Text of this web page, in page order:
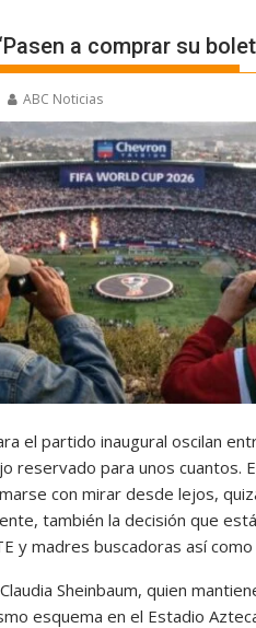
a comprar su
ABC Noticias
el partido inaugural oscilan
reservado para unos cuantos.
con mirar desde lejos,
también la decisión que
y madres buscadoras así
Sheinbaum, quien
esquema en el Estadio